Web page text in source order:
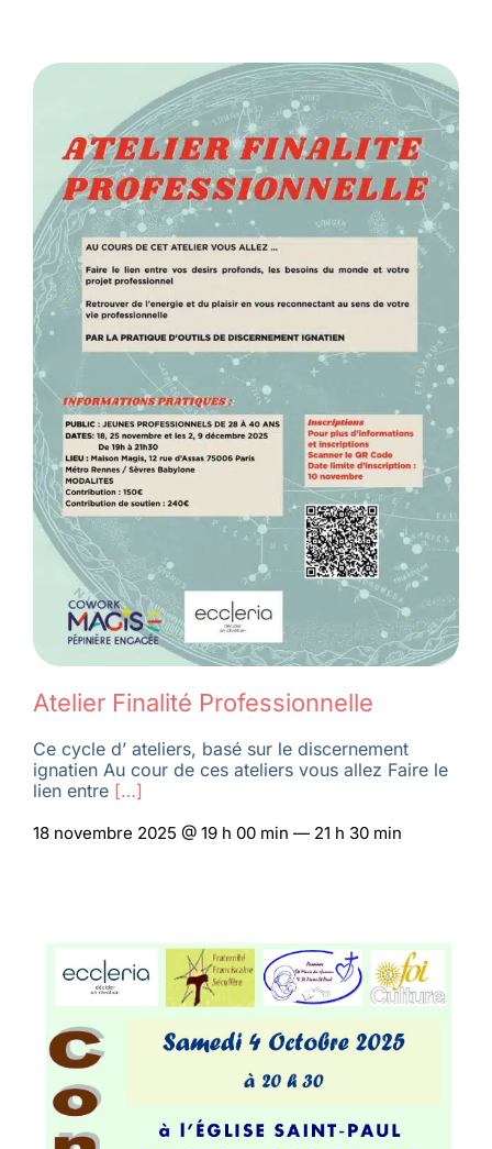
Atelier Finalité Professionnelle
Ce cycle d’ ateliers, basé sur le discernement
ignatien Au cour de ces ateliers vous allez Faire le
lien entre[…]
18 novembre 2025 @ 19 h 00 min — 21 h 30 min